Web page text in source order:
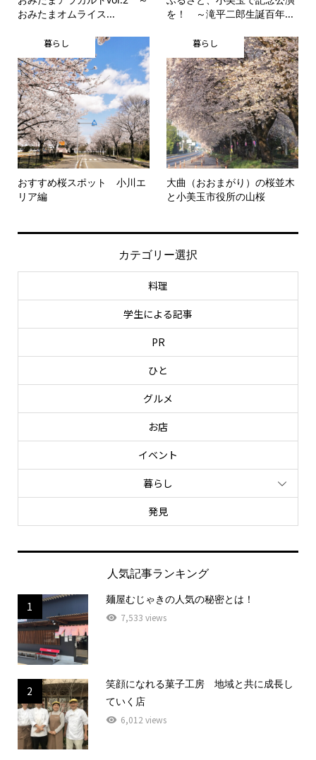
おみたまオムライス...
を！ ～滝平二郎生誕百年...
暮らし
おすすめ桜スポット 小川エ
リア編
暮らし
大曲（おおまがり）の桜並木
と小美玉市役所の山桜
カテゴリー選択
料理
学生による記事
PR
ひと
グルメ
お店
イベント
暮らし
発見
人気記事ランキング
1
麺屋むじゃきの人気の秘密とは！
7,533 views
2
笑顔になれる菓子工房 地域と共に成長し
ていく店
6,012 views